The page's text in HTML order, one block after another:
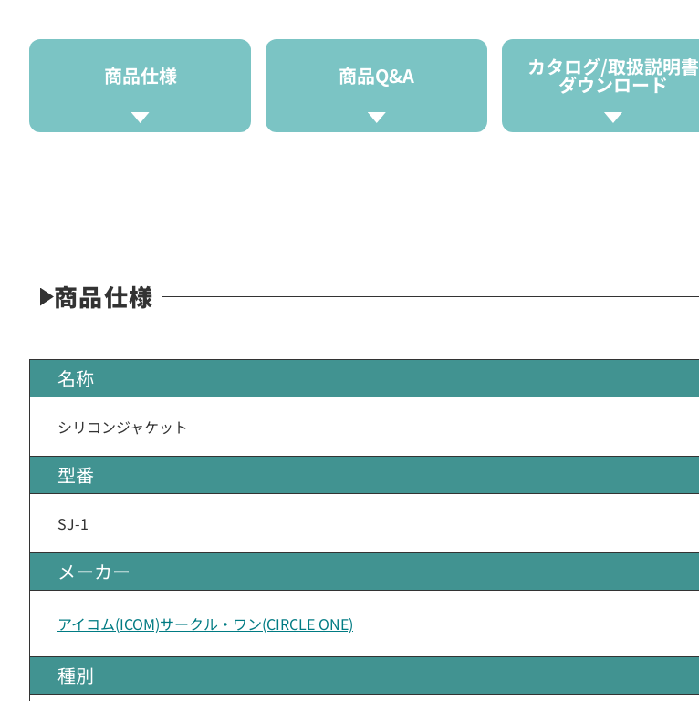
商品仕様 商品Q&A カタログ/取扱説明書
ダウンロード
商品仕様
名称
シリコンジャケット
型番
SJ-1
メーカー
アイコム(ICOM)サークル・ワン(CIRCLE ONE)
種別